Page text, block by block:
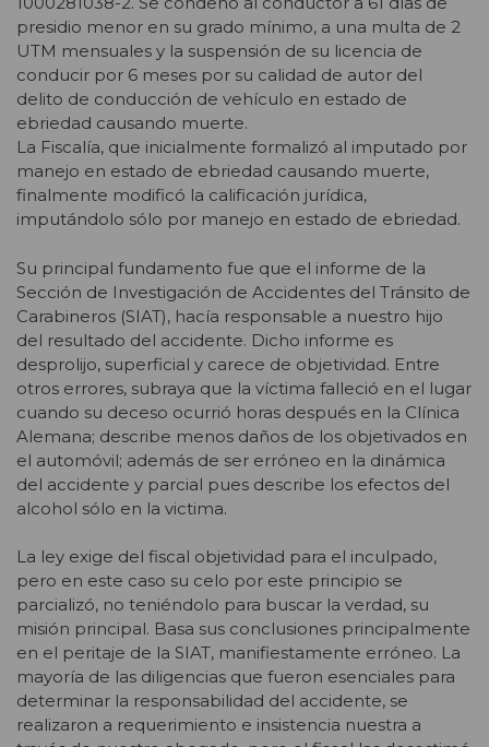
presidio menor en su grado mínimo, a una multa de 2
UTM mensuales y la suspensión de su licencia de
conducir por 6 meses por su calidad de autor del
delito de conducción de vehículo en estado de
ebriedad causando muerte.
La Fiscalía, que inicialmente formalizó al imputado por
manejo en estado de ebriedad causando muerte,
finalmente modificó la calificación jurídica,
imputándolo sólo por manejo en estado de ebriedad.
Su principal fundamento fue que el informe de la
Sección de Investigación de Accidentes del Tránsito de
Carabineros (SIAT), hacía responsable a nuestro hijo
del resultado del accidente. Dicho informe es
desprolijo, superficial y carece de objetividad. Entre
otros errores, subraya que la víctima falleció en el lugar
cuando su deceso ocurrió horas después en la Clínica
Alemana; describe menos daños de los objetivados en
el automóvil; además de ser erróneo en la dinámica
del accidente y parcial pues describe los efectos del
alcohol sólo en la victima.
La ley exige del fiscal objetividad para el inculpado,
pero en este caso su celo por este principio se
parcializó, no teniéndolo para buscar la verdad, su
misión principal. Basa sus conclusiones principalmente
en el peritaje de la SIAT, manifiestamente erróneo. La
mayoría de las diligencias que fueron esenciales para
determinar la responsabilidad del accidente, se
realizaron a requerimiento e insistencia nuestra a